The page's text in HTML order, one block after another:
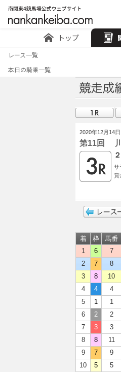
トップ
レース一覧
本日の騎乗一覧
2020年12月14日
第11回
サ
賞
着 枠 馬番
1
6 7
2
7 8
3
8 10
4
4 4
5
1 1
6
2 2
7
3 3
8
8 11
9
7 9
10
5 5